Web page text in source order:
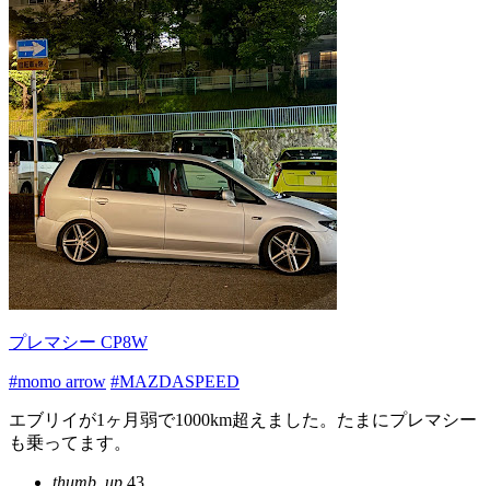
プレマシー CP8W
#momo arrow #MAZDASPEED
エブリイが1ヶ月弱で1000km超えました。たまにプレマシー
も乗ってます。
thumb_up 43